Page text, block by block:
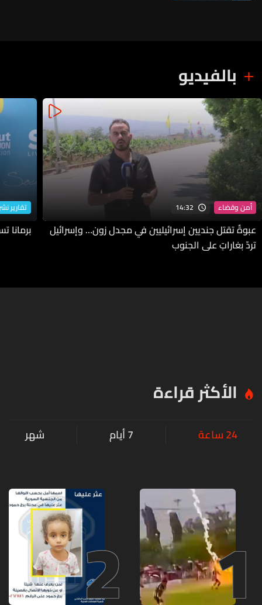
بالفيديو
أمن وقضاء 14:32
عبوةٌ تقتل جنديين إسرائيليين في مجدل زون… وإسرائيل
تردّ بغاراتٍ على الجنوب
تقارير
برمانا
الأكثر قراءة
24 ساعة 7 أيام شهر
1
2